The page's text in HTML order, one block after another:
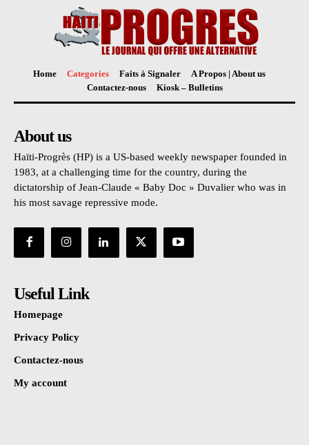
Home Categories Faits à Signaler
A Propos | About us
Contactez-nous
Kiosk – Bulletins
About us
Haïti-Progrès (HP) is a US-based weekly newspaper founded in
1983, at a challenging time for the country, during the
dictatorship of Jean-Claude « Baby Doc » Duvalier who was in
his most savage repressive mode.
Useful Link
Homepage
Privacy Policy
Contactez-nous
My account